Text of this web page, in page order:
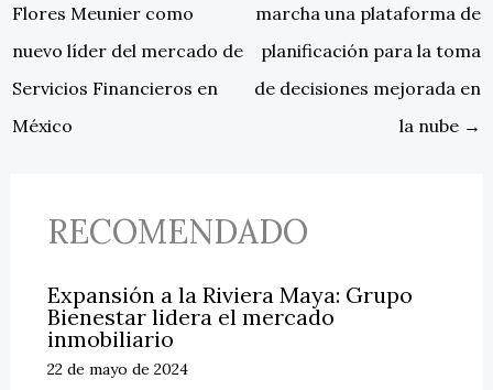
Flores Meunier como
nuevo líder del mercado de
Servicios Financieros en
México
marcha una plataforma de
planificación para la toma
de decisiones mejorada en
la nube →
RECOMENDADO
Expansión a la Riviera Maya: Grupo
Bienestar lidera el mercado
inmobiliario
22 de mayo de 2024